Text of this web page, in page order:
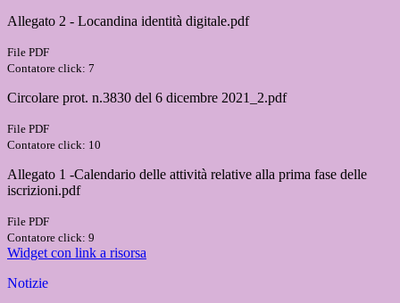
Allegato 2 - Locandina identità digitale.pdf
File PDF
Contatore click: 7
Circolare prot. n.3830 del 6 dicembre 2021_2.pdf
File PDF
Contatore click: 10
Allegato 1 -Calendario delle attività relative alla prima fase delle
iscrizioni.pdf
File PDF
Contatore click: 9
Widget con link a risorsa
Notizie